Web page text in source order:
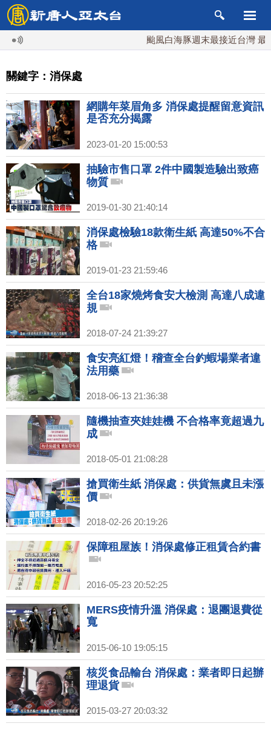
颱風白海豚週末最接近台灣 最快9
關鍵字：消保處
網購年菜眉角多 消保處提醒留意資訊
是否充分揭露
2023-01-20 15:00:53
抽驗市售口罩 2件中國製造驗出致癌
物質
2019-01-30 21:40:14
消保處檢驗18款衛生紙 高達50%不合
格
2019-01-23 21:59:46
全台18家燒烤食安大檢測 高達八成違
規
2018-07-24 21:39:27
食安亮紅燈！稽查全台釣蝦場業者違
法用藥
2018-06-13 21:36:38
隨機抽查夾娃娃機 不合格率竟超過九
成
2018-05-01 21:08:28
搶買衛生紙 消保處：供貨無虞且未漲
價
2018-02-26 20:19:26
保障租屋族！消保處修正租賃合約書
2016-05-23 20:52:25
MERS疫情升溫 消保處：退團退費從
寬
2015-06-10 19:05:15
核災食品輸台 消保處：業者即日起辦
理退貨
2015-03-27 20:03:32